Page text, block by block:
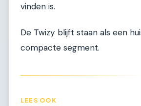
vinden is.
De Twizy blijft staan als een
compacte segment.
LEES OOK